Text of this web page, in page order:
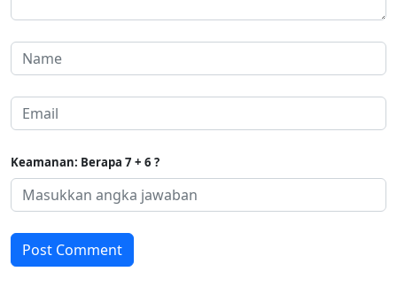
Keamanan: Berapa 7 + 6 ?
Post Comment